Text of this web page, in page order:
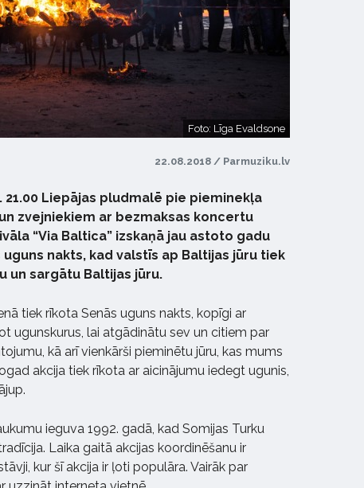
Foto: Līga Evaldsone
22.08.2018 / Parmuziku.lv
21.00 Liepājas pludmalē pie pieminekļa
zvejniekiem ar bezmaksas koncertu
“Via Baltica” izskaņā jau astoto gadu
nakts, kad valstīs ap Baltijas jūru tiek
un sargātu Baltijas jūru.
tiek rīkota Senās uguns nakts, kopīgi ar
ugunskurus, lai atgādinātu sev un citiem par
kā arī vienkārši pieminētu jūru, kas mums
akcija tiek rīkota ar aicinājumu iedegt ugunis,
ieguva 1992. gadā, kad Somijas Turku
Laika gaitā akcijas koordinēšanu ir
kur šī akcija ir ļoti populāra. Vairāk par